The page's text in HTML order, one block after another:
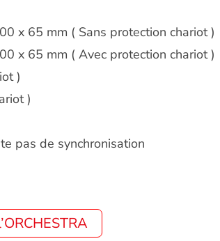
x 65 mm ( Sans protection chariot )
x 65 mm ( Avec protection chariot )
)
)
pas de synchronisation